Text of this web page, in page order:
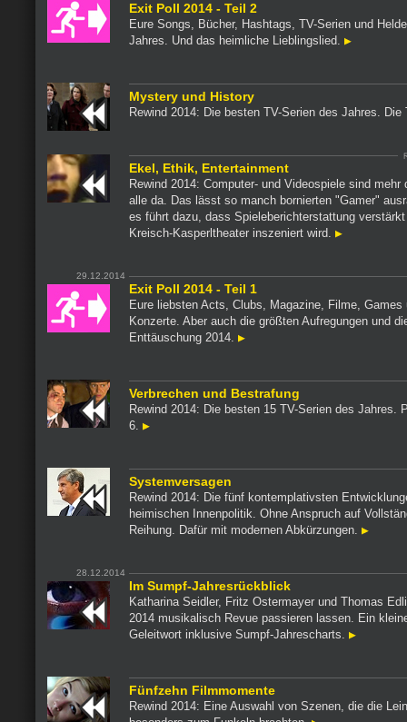
Exit Poll 2014 - Teil 2
Eure Songs, Bücher, Hashtags, TV-Serien und
Jahres. Und das heimliche Lieblingslied.
Mystery und History
Rewind 2014: Die besten TV-Serien des Jahres.
Ekel, Ethik, Entertainment
Rewind 2014: Computer- und Videospiele sind mehr
alle da. Das lässt so manch bornierten "Gamer"
es führt dazu, dass Spieleberichterstattung
Kreisch-Kasperltheater inszeniert wird.
29.12.2014
Exit Poll 2014 - Teil 1
Eure liebsten Acts, Clubs, Magazine, Filme, Games
Konzerte. Aber auch die größten Aufregungen und
Enttäuschung 2014.
Verbrechen und Bestrafung
Rewind 2014: Die besten 15 TV-Serien des Jahres.
6.
Systemversagen
Rewind 2014: Die fünf kontemplativsten
heimischen Innenpolitik. Ohne Anspruch auf
Reihung. Dafür mit modernen Abkürzungen.
28.12.2014
Im Sumpf-Jahresrückblick
Katharina Seidler, Fritz Ostermayer und Thomas
2014 musikalisch Revue passieren lassen. Ein
Geleitwort inklusive Sumpf-Jahrescharts.
Fünfzehn Filmmomente
Rewind 2014: Eine Auswahl von Szenen, die die